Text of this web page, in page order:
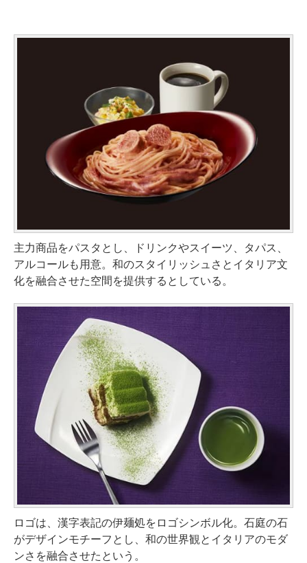
主力商品をパスタとし、ドリンクやスイーツ、タパス、
アルコールも用意。和のスタイリッシュさとイタリア文
化を融合させた空間を提供するとしている。
ロゴは、漢字表記の伊麺処をロゴシンボル化。石庭の石
がデザインモチーフとし、和の世界観とイタリアのモダ
ンさを融合させたという。